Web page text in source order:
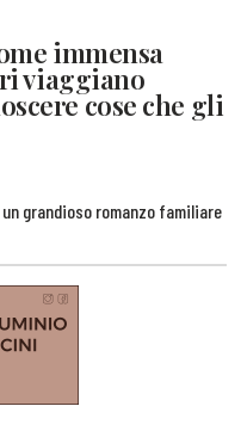
immensa
viaggiano
cose che gli
grandioso romanzo familiare